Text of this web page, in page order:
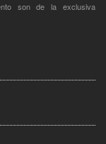
son de la exclusiva